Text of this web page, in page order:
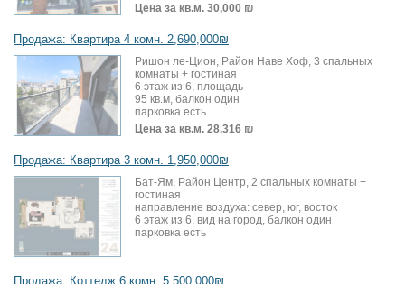
Цена за кв.м. 30,000 ₪
Продажа: Квартира 4 комн. 2,690,000₪
Ришон ле-Цион, Район Наве Хоф, 3 спальных
комнаты + гостиная
6 этаж из 6, площадь
95 кв.м, балкон один
парковка есть
Цена за кв.м. 28,316 ₪
Продажа: Квартира 3 комн. 1,950,000₪
Бат-Ям, Район Центр, 2 спальных комнаты +
гостиная
направление воздуха: север, юг, восток
6 этаж из 6, вид на город, балкон один
парковка есть
Продажа: Коттедж 6 комн. 5,500,000₪